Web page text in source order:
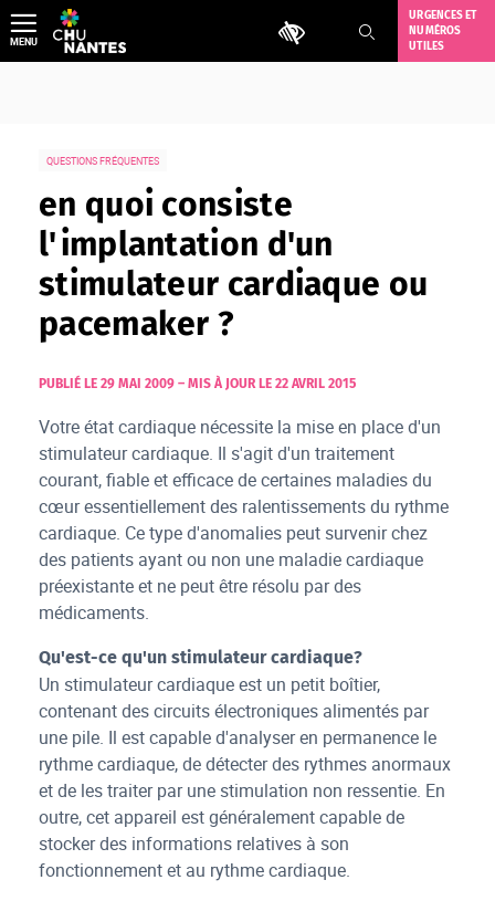
Aller
au
contenu
Outils d'accessibilité
URGENCES ET
NUMÉROS
UTILES
MENU
QUESTIONS FRÉQUENTES
en quoi consiste
l'implantation d'un
stimulateur cardiaque ou
pacemaker ?
PUBLIÉ LE 29 MAI 2009 – MIS À JOUR LE 22 AVRIL 2015
Votre état cardiaque nécessite la mise en place d'un
stimulateur cardiaque. Il s'agit d'un traitement
courant, fiable et efficace de certaines maladies du
cœur essentiellement des ralentissements du rythme
cardiaque. Ce type d'anomalies peut survenir chez
des patients ayant ou non une maladie cardiaque
préexistante et ne peut être résolu par des
médicaments.
Qu'est-ce qu'un stimulateur cardiaque?
Un stimulateur cardiaque est un petit boîtier,
contenant des circuits électroniques alimentés par
une pile. Il est capable d'analyser en permanence le
rythme cardiaque, de détecter des rythmes anormaux
et de les traiter par une stimulation non ressentie. En
outre, cet appareil est généralement capable de
stocker des informations relatives à son
fonctionnement et au rythme cardiaque.